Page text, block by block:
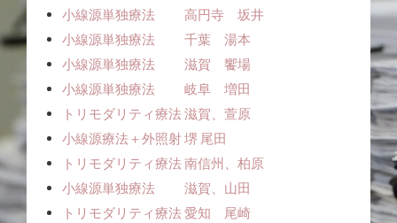
小線源単独療法 高円寺 坂井
小線源単独療法 千葉 湯本
小線源単独療法 滋賀 饗場
小線源単独療法 岐阜 増田
トリモダリティ療法 滋賀、萱原
小線源療法＋外照射 堺 尾田
トリモダリティ療法 南信州、柏原
小線源単独療法 滋賀、山田
トリモダリティ療法 愛知 尾崎